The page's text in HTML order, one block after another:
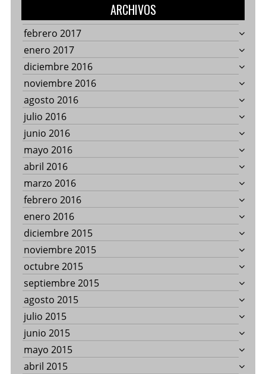
ARCHIVOS
febrero 2017
enero 2017
diciembre 2016
noviembre 2016
agosto 2016
julio 2016
junio 2016
mayo 2016
abril 2016
marzo 2016
febrero 2016
enero 2016
diciembre 2015
noviembre 2015
octubre 2015
septiembre 2015
agosto 2015
julio 2015
junio 2015
mayo 2015
abril 2015